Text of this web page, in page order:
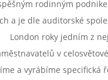
rodinným
a je dle auditorské
London roky jedním z
v
a vyrábíme specifická